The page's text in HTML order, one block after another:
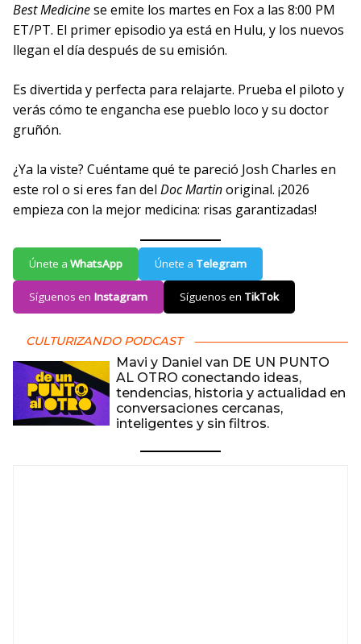
Best Medicinese emite los martes en Fox a las 8:00 PM
ET/PT. El primer episodio ya está en Hulu, y los nuevos
llegan el día después de su emisión.
Es divertida y perfecta para relajarte. Prueba el piloto y
verás cómo te engancha ese pueblo loco y su doctor
gruñón.
¿Ya la viste? Cuéntame qué te pareció Josh Charles en
este rol o si eres fan del Doc Martinoriginal. ¡2026
empieza con la mejor medicina: risas garantizadas!
Únete a WhatsApp Únete a Telegram
Síguenos en Instagram Síguenos en TikTok
CULTURIZANDO PODCAST
Mavi y Daniel van DE UN PUNTO
AL OTRO conectando ideas,
tendencias, historia y actualidad en
conversaciones cercanas,
inteligentes y sin filtros.